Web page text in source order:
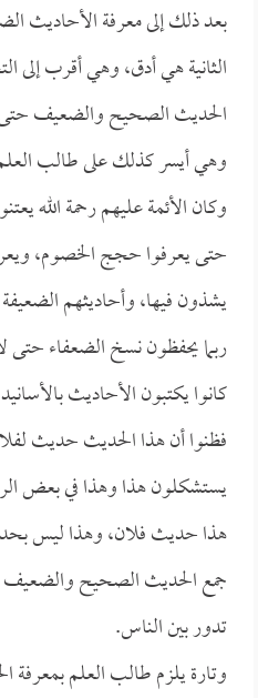
بعد ذلك إلى معرفة الأحاديث
الثانية هي أدق، وهي أقرب إلى
الحديث الصحيح والضعيف
وهي أيسر كذلك على طالب
وكان الأئمة عليهم رحمة الله
حتى يعرفوا حجج الخصوم،
يشذون فيها، وأحاديثهم
ربما يحفظون نسخ الضعفاء حتى
كانوا يكتبون الأحاديث
فظنوا أن هذا الحديث حديث
يستشكلون هذا وهذا في بعض
هذا حديث فلان، وهذا ليس
جمع الحديث الصحيح والضعيف
تدور بين الناس.
وتارة يلزم طالب العلم بمعرفة